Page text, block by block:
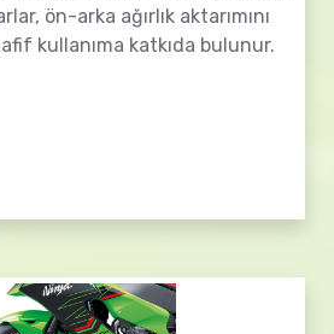
ön-arka ağırlık aktarımını
kullanıma katkıda bulunur.